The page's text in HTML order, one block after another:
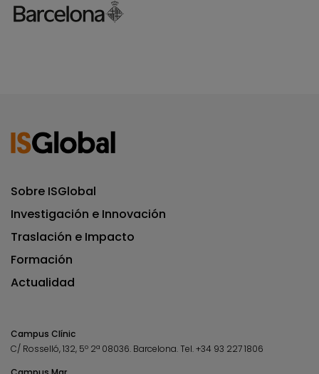
Sobre ISGlobal
Investigación e Innovación
Traslación e Impacto
Formación
Actualidad
Campus Clínic
C/ Rosselló, 132, 5º 2ª 08036. Barcelona.Tel.+34 93 227 1806